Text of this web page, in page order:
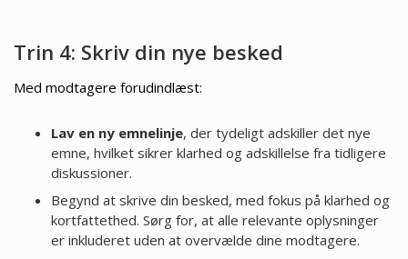
Trin 4: Skriv din nye besked
Med modtagere forudindlæst:
Lav en ny emnelinje, der tydeligt adskiller det nye
emne, hvilket sikrer klarhed og adskillelse fra tidligere
diskussioner.
Begynd at skrive din besked, med fokus på klarhed og
kortfattethed. Sørg for, at alle relevante oplysninger
er inkluderet uden at overvælde dine modtagere.